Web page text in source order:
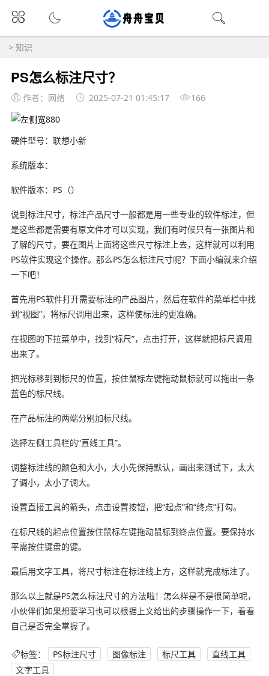
> 知识
PS怎么标注尺寸？
作者：网络 2025-07-21 01:45:17 166
硬件型号：联想小新
系统版本：
软件版本：PS（）
说到标注尺寸，标注产品尺寸一般都是用一些专业的软件标注，但
是这些都是需要有原文件才可以实现，我们有时候只有一张图片和
了解的尺寸，要在图片上面将这些尺寸标注上去，这样就可以利用
PS软件实现这个操作。那么PS怎么标注尺寸呢？下面小编就来介绍
一下吧！
首先用PS软件打开需要标注的产品图片，然后在软件的菜单栏中找
到“视图”，将标尺调用出来，这样使标注的更准确。
在视图的下拉菜单中，找到“标尺”，点击打开，这样就把标尺调用
出来了。
把光标移到到标尺的位置，按住鼠标左键拖动鼠标就可以拖出一条
蓝色的标尺线。
在产品标注的两端分别加标尺线。
选择左侧工具栏的“直线工具”。
调整标注线的颜色和大小，大小先保持默认，画出来测试下，太大
了调小，太小了调大。
设置直接工具的箭头，点击设置按钮，把“起点”和“终点”打勾。
在标尺线的起点位置按住鼠标左键拖动鼠标到终点位置。要保持水
平需按住键盘的键。
最后用文字工具，将尺寸标注在标注线上方，这样就完成标注了。
那么以上就是PS怎么标注尺寸的方法啦！怎么样是不是很简单呢，
小伙伴们如果想要学习也可以根据上文给出的步骤操作一下，看看
自己是否完全掌握了。
标签： PS标注尺寸 图像标注 标尺工具
直线工具
文字工具